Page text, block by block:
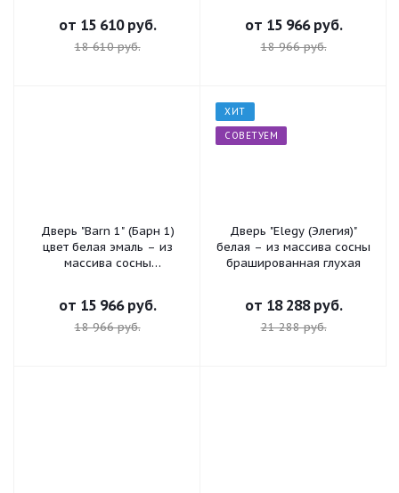
от 15 610 руб.
18 610 руб.
от 15 966 руб.
18 966 руб.
Дверь "Barn 1" (Барн 1)
цвет белая эмаль – из
массива сосны
от 15 966 руб.
18 966 руб.
ХИТ
СОВЕТУЕМ
Дверь "Elegy (Элегия)"
белая – из массива сосны
брашированная глухая
от 18 288 руб.
21 288 руб.